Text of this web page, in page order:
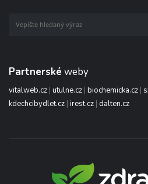
Partnerské weby
vitalweb.cz | utulne.cz | biochemicka.cz |
kdechcibydlet.cz | irest.cz | dalten.cz